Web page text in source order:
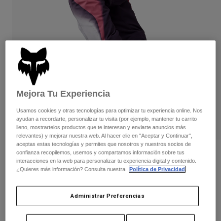
Pantalones largos
Pantalones cortos
Chaquetas y chalecos
Guantes
Protecciones
Gafas de protección
Calcetines
Accesorios
Recambios
Pantalones
Chaquetas
Gafas de protección
Calcetines
Mochilas y accesorios
Mujer
Camisetas y tops
Sudaderas
Chaquetas
Pantalones
Camisas
Ver todo
Calcetines
Ver todo
Moto
Cascos
Camisetas
Pantalones
Botas
Opiniones
Pantalón Flexair Infinite - Mujer
33037-552-10
Price reduced from
Mejora Tu Experiencia
Usamos cookies y otras tecnologías para optimizar tu experiencia online. Nos
ayudan a recordarte, personalizar tu visita (por ejemplo, mantener tu carrito
lleno, mostrartelos productos que te interesan y enviarte anuncios más
relevantes) y mejorar nuestra web. Al hacer clic en "Aceptar y Continuar",
aceptas estas tecnologías y permites que nosotros y nuestros socios de
confianza recopilemos, usemos y compartamos información sobre tus
interacciones en la web para personalizar tu experiencia digital y contenido.
¿Quieres más información? Consulta nuestra
Política de Privacidad
Administrar Preferencias